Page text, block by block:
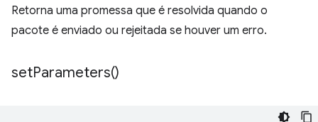
Retorna uma promessa que é resolvida quando o
pacote é enviado ou rejeitada se houver um erro.
setParameters()